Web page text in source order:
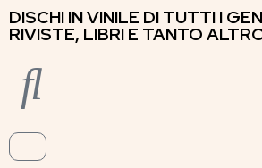
DISCHI IN VINILE DI TUTTI I
RIVISTE, LIBRI E TANTO